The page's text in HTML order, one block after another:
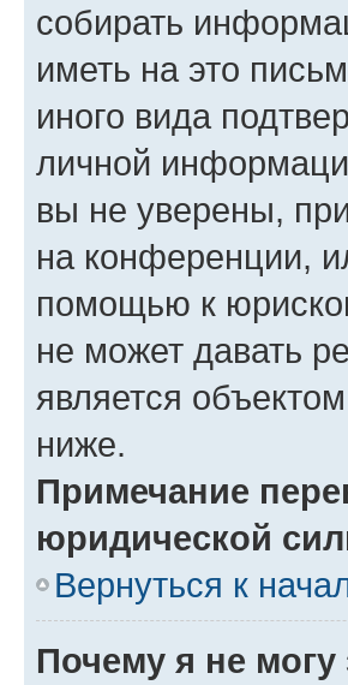
собирать
иметь на это
иного вида
личной
вы не уверены,
на конференции,
помощью к
не может давать
является
ниже.
Примечание
юридической
Вернуться к
Почему я не могу